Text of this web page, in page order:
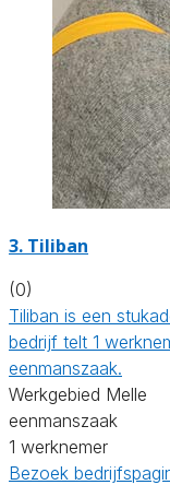
3. Tiliban
(0)
Tiliban is een
bedrijf telt 1
eenmanszaak.
Werkgebied Melle
eenmanszaak
1 werknemer
Bezoek